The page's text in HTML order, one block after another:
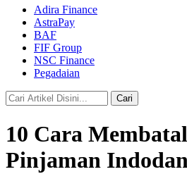
Adira Finance
AstraPay
BAF
FIF Group
NSC Finance
Pegadaian
Cari
10 Cara
Pinjaman